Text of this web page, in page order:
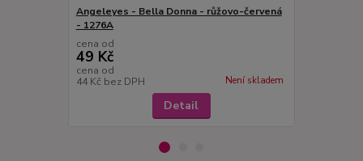
Angeleyes - Bella Donna - růžovo-červená
- 1276A
cena od
49 Kč
cena od
44 Kč bez DPH Není skladem
Detail